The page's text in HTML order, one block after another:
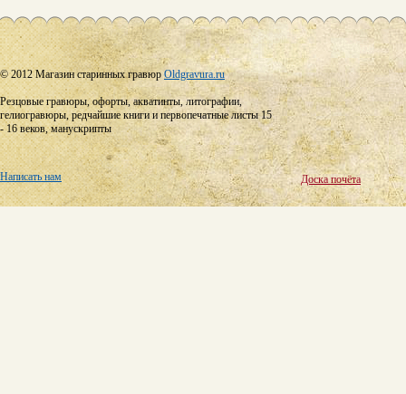
© 2012 Магазин старинных гравюрOldgravura.ru
Резцовые гравюры, офорты, акватинты, литографии,
гелиогравюры, редчайшие книги и первопечатные листы 15
- 16 веков, манускрипты
Написать нам Доска почёта